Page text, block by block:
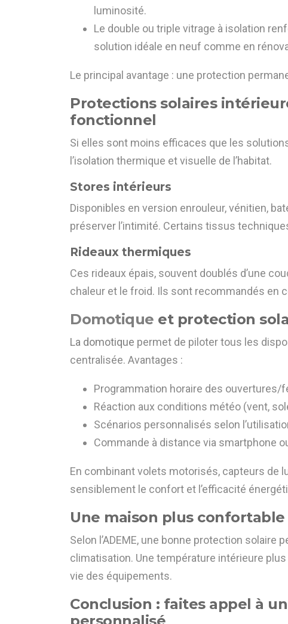
luminosité.
Le double ou triple vitrage à isolation
solution idéale en neuf comme en
Le principal avantage : une protection
Protections solaires
fonctionnel
Si elles sont moins efficaces que les
l’isolation thermique et visuelle de l’habitat.
Stores intérieurs
Disponibles en version enrouleur, vénitien,
préserver l’intimité. Certains tissus
Rideaux thermiques
Ces rideaux épais, souvent doublés d’une
chaleur et le froid. Ils sont recommandés en
Domotique et protection
La domotique permet de piloter tous les
centralisée. Avantages :
Programmation horaire des ouvertures/
Réaction aux conditions météo (vent,
Scénarios personnalisés selon
Commande à distance via smartphone
En combinant volets motorisés, capteurs de
sensiblement le confort et l’efficacité
Une maison plus
Selon l’ADEME, une bonne protection solaire
climatisation. Une température intérieure
vie des équipements.
Conclusion : faites appel à